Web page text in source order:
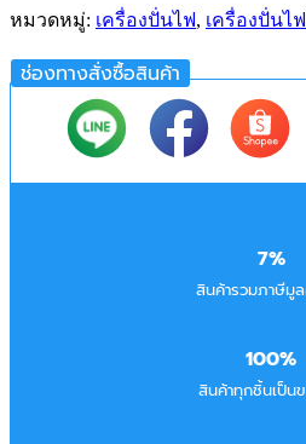
หมวดหมู่: เครื่องปั่นไฟ, เครื่องปั่นไ
ช่องทางสั่งซื้อสินค้า
7%
สินค้ารวมภาษีมูล
100%
สินค้าทุกชิ้นเป็น